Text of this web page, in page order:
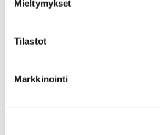
Mieltymykset
Tilastot
Markkinointi